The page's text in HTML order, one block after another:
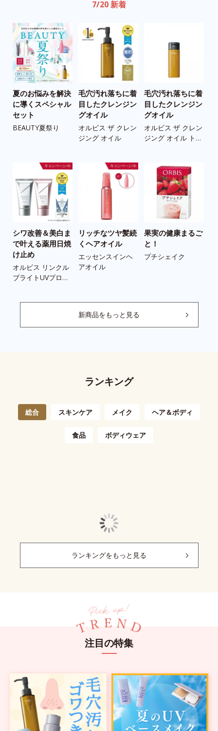
7/20 新着
夏のお悩みを解決
に導くスペシャル
セット
BEAUTY夏祭り
シワ改善＆美白ま
で叶える薬用日焼
け止め
オルビス リンクル
ブライトUVプロテ
毛穴汚れ落ちに着
目したクレンジン
グオイル
オルビス ザ クレン
ジング オイル
リッチなツヤ髪続
くヘアオイル
エッセンスインヘ
アオイル
毛穴汚れ落ちに着
目したクレンジン
グオイル
オルビス ザ クレン
ジング オイル トラ
果実の健康まるご
と！
プチシェイク
新商品をもっと見る
ランキング
総合 スキンケア メイク ヘア＆ボディ
食品 ボディウェア
ランキングをもっと見る
注目の特集